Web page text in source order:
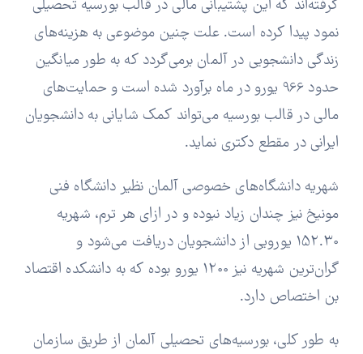
گرفته‌اند که این پشتیبانی مالی در قالب بورسیه تحصیلی
نمود پیدا کرده است. علت چنین موضوعی به هزینه‌های
زندگی دانشجویی در آلمان برمی‌گردد که به طور میانگین
حدود 966 یورو در ماه برآورد شده است و حمایت‌های
مالی در قالب بورسیه می‌تواند کمک شایانی به دانشجویان
ایرانی در مقطع دکتری نماید.
شهریه دانشگاه‌های خصوصی آلمان نظیر دانشگاه فنی
مونیخ نیز چندان زیاد نبوده و در ازای هر ترم، شهریه
152.30 یورویی از دانشجویان دریافت می‌شود و
گران‌ترین شهریه نیز 1200 یورو بوده که به دانشکده اقتصاد
بن اختصاص دارد.
به طور کلی، بورسیه‌های تحصیلی آلمان از طریق سازمان